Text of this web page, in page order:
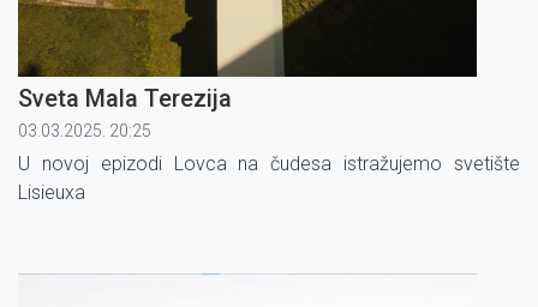
Sveta Mala Terezija
03.03.2025. 20:25
U novoj epizodi Lovca na čudesa istražujemo svetište
Lisieuxa